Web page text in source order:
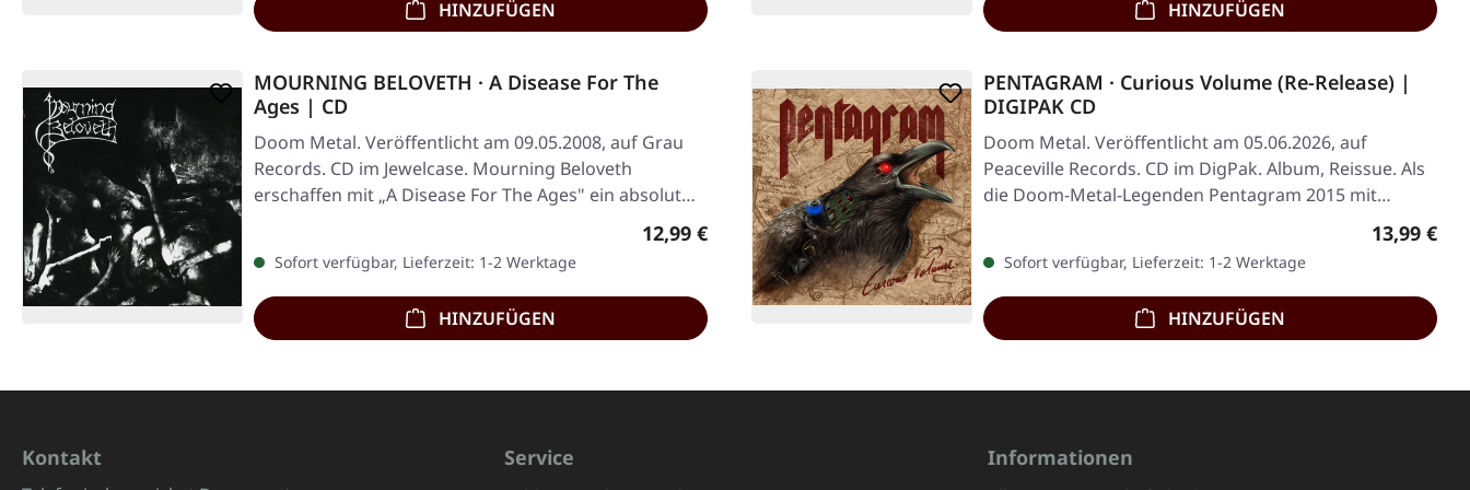
HINZUFÜGEN HINZUFÜGEN
MOURNING BELOVETH · A Disease For The
Ages | CD
Doom Metal. Veröffentlicht am 09.05.2008, auf Grau
Records. CD im Jewelcase. Mourning Beloveth
erschaffen mit „A Disease For The Ages" ein absolut…
Regulärer Preis:
12,99 €
Sofort verfügbar, Lieferzeit: 1-2 Werktage
HINZUFÜGEN
PENTAGRAM · Curious Volume (Re-Release) |
DIGIPAK CD
Doom Metal. Veröffentlicht am 05.06.2026, auf
Peaceville Records. CD im DigPak. Album, Reissue. Als
die Doom-Metal-Legenden Pentagram 2015 mit…
Regulärer
13,99 €
Sofort verfügbar, Lieferzeit: 1-2 Werktage
HINZUFÜGEN
Kontakt Service Informationen